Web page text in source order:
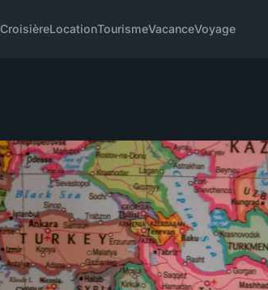
CroisièreLocationTourismeVacanceVoyage